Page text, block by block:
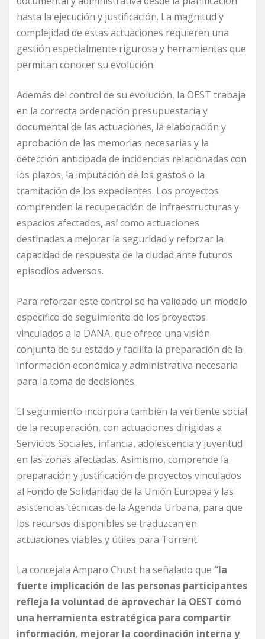
hasta la ejecución y justificación. La magnitud y
complejidad de estas actuaciones requieren una
gestión especialmente rigurosa y herramientas que
permitan conocer su evolución.
Además del control de su evolución, la OEST trabaja
en la correcta ordenación presupuestaria y
documental de las actuaciones, la elaboración y
aprobación de las memorias necesarias y la
detección anticipada de incidencias relacionadas con
los plazos, la imputación de los gastos o la
tramitación de los expedientes. Los proyectos
comprenden la recuperación de infraestructuras y
espacios afectados, así como actuaciones
destinadas a mejorar la seguridad y reforzar la
capacidad de respuesta de la ciudad ante futuros
episodios adversos.
Para reforzar este control se ha validado un modelo
específico de seguimiento de los proyectos
vinculados a la DANA, que ofrece una visión
conjunta de su estado y facilita la preparación de la
información económica y administrativa necesaria
para la toma de decisiones.
El seguimiento incorpora también la vertiente social
de la recuperación, con actuaciones dirigidas a
Servicios Sociales, infancia, adolescencia y juventud
en las zonas afectadas. Asimismo, comprende la
preparación y justificación de proyectos vinculados
al Fondo de Solidaridad de la Unión Europea y las
asistencias técnicas de la Agenda Urbana, para que
los recursos disponibles se traduzcan en
actuaciones viables y útiles para Torrent.
La concejala Amparo Chust ha señalado que “la
fuerte implicación de las personas participantes
refleja la voluntad de aprovechar la OEST como
una herramienta estratégica para compartir
información, mejorar la coordinación interna y